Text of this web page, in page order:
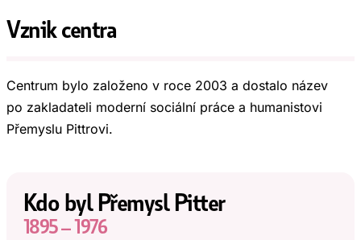
Vznik centra
Centrum bylo založeno v roce 2003 a dostalo název
po zakladateli moderní sociální práce a humanistovi
Přemyslu Pittrovi.
Kdo byl Přemysl Pitter
1895 – 1976